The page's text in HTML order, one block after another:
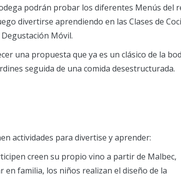
podrán probar los diferentes Menús del
divertirse aprendiendo en las Clases de
Móvil.
una propuesta que ya es un clásico de la
seguida de una comida desestructurada.
actividades para divertise y aprender:
creen su propio vino a partir de Malbec,
en familia, los niños realizan el diseño de la